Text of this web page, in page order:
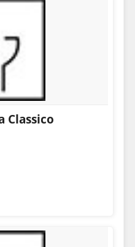
Classico